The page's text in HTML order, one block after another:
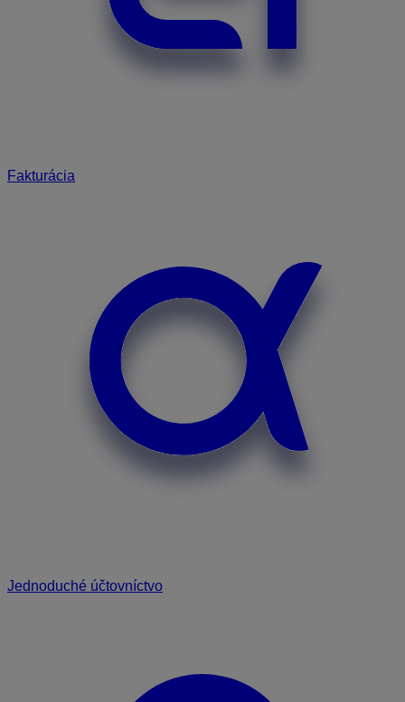
Fakturácia
Jednoduché účtovníctvo